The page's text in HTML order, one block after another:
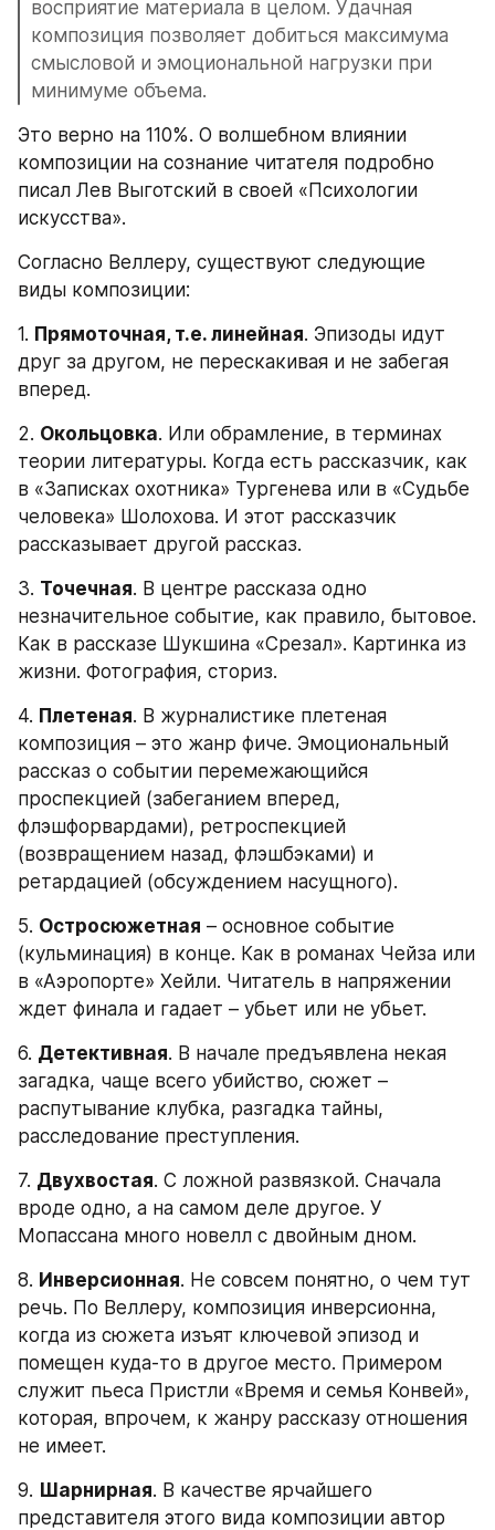
восприятие материала в целом. Удачная
композиция позволяет добиться максимума
смысловой и эмоциональной нагрузки при
минимуме объема.
Это верно на 110%. О волшебном влиянии
композиции на сознание читателя подробно
писал Лев Выготский в своей «Психологии
искусства».
Согласно Веллеру, существуют следующие
виды композиции:
1. Прямоточная, т.е. линейная. Эпизоды идут
друг за другом, не перескакивая и не забегая
вперед.
2. Окольцовка. Или обрамление, в терминах
теории литературы. Когда есть рассказчик, как
в «Записках охотника» Тургенева или в «Судьбе
человека» Шолохова. И этот рассказчик
рассказывает другой рассказ.
3. Точечная. В центре рассказа одно
незначительное событие, как правило, бытовое.
Как в рассказе Шукшина «Срезал». Картинка из
жизни. Фотография, сториз.
4. Плетеная. В журналистике плетеная
композиция – это жанр фиче. Эмоциональный
рассказ о событии перемежающийся
проспекцией (забеганием вперед,
флэшфорвардами), ретроспекцией
(возвращением назад, флэшбэками) и
ретардацией (обсуждением насущного).
5. Остросюжетная – основное событие
(кульминация) в конце. Как в романах Чейза или
в «Аэропорте» Хейли. Читатель в напряжении
ждет финала и гадает – убьет или не убьет.
6. Детективная. В начале предъявлена некая
загадка, чаще всего убийство, сюжет –
распутывание клубка, разгадка тайны,
расследование преступления.
7. Двухвостая. С ложной развязкой. Сначала
вроде одно, а на самом деле другое. У
Мопассана много новелл с двойным дном.
8. Инверсионная. Не совсем понятно, о чем тут
речь. По Веллеру, композиция инверсионна,
когда из сюжета изъят ключевой эпизод и
помещен куда-то в другое место. Примером
служит пьеса Пристли «Время и семья Конвей»,
которая, впрочем, к жанру рассказу отношения
не имеет.
9. Шарнирная. В качестве ярчайшего
представителя этого вида композиции автор